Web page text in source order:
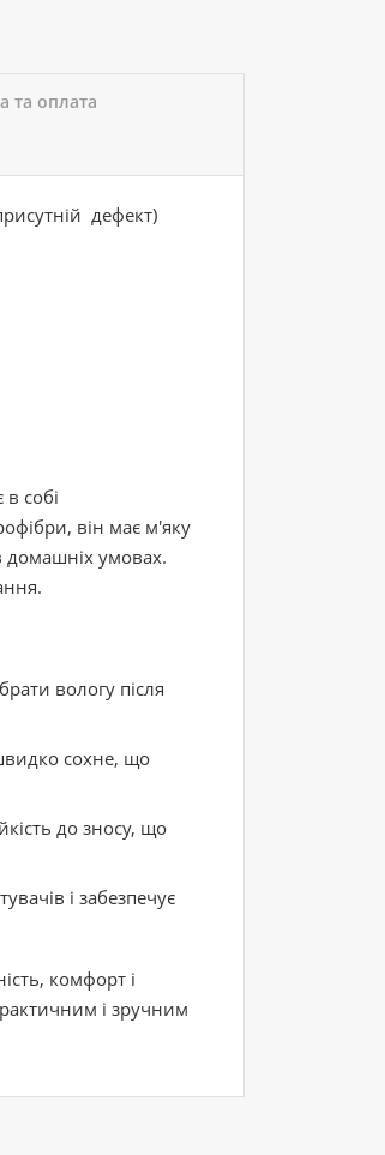
та оплата
дефект)
собі
він має м'яку
домашніх умовах.
вологу після
сохне, що
до зносу, що
і забезпечує
комфорт і
і зручним